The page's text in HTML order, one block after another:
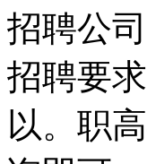
招聘公
招聘要
以。职